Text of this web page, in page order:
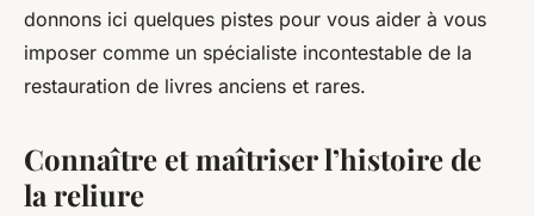
donnons ici quelques pistes pour vous aider à vous
imposer comme un spécialiste incontestable de la
restauration de livres anciens et rares.
Connaître et maîtriser l’histoire de
la reliure